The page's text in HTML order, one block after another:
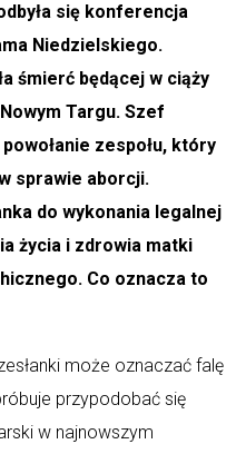
się konferencja
Niedzielskiego.
śmierć będącej w ciąży
Targu. Szef
zespołu, który
sprawie aborcji.
do wykonania legalnej
życia i zdrowia matki
Co oznacza to
może oznaczać falę
przypodobać się
w najnowszym